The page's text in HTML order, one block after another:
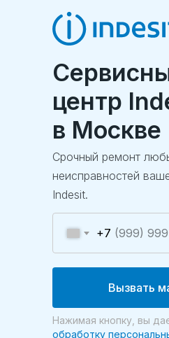
+7
Вызвать
Срочный ремонт
неисправностей
Indesit.
центр
в Москве
Нажимая кнопку, вы
обработку